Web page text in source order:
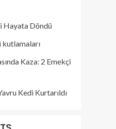
Hayata Döndü
kutlamaları
Kaza: 2 Emekçi
Kedi Kurtarıldı